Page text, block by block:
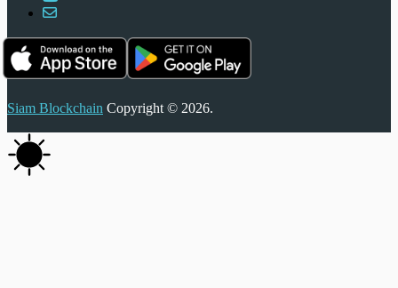
Siam Blockchain Copyright © 2026.